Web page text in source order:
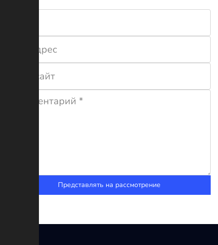
Представлять на рассмотрение